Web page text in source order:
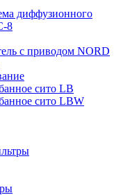
диффузионного
8
с приводом NORD
сито LB
сито LBW